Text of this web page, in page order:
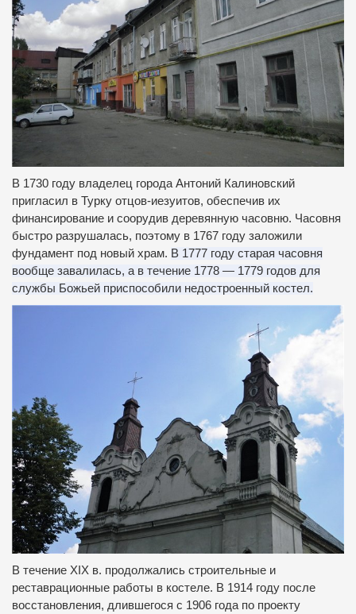
В 1730 году владелец города Антоний Калиновский
пригласил в Турку отцов-иезуитов, обеспечив их
финансирование и соорудив деревянную часовню. Часовня
быстро разрушалась, поэтому в 1767 году заложили
фундамент под новый храм. В 1777 году старая часовня
вообще завалилась, а в течение 1778 — 1779 годов для
службы Божьей приспособили недостроенный костел.
В течение XIX в. продолжались строительные и
реставрационные работы в костеле. В 1914 году после
восстановления, длившегося с 1906 года по проекту